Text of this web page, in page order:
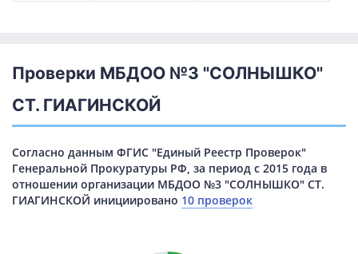
Проверки МБДОО №3 "СОЛНЫШКО"
СТ. ГИАГИНСКОЙ
Согласно данным ФГИС "Единый Реестр Проверок"
Генеральной Прокуратуры РФ, за период с 2015 года в
отношении организации МБДОО №3 "СОЛНЫШКО" СТ.
ГИАГИНСКОЙ инициировано 10 проверок